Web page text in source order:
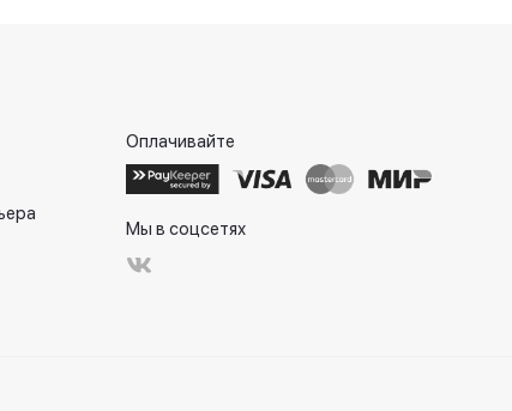
Оплачивайте
Мы в соцсетях